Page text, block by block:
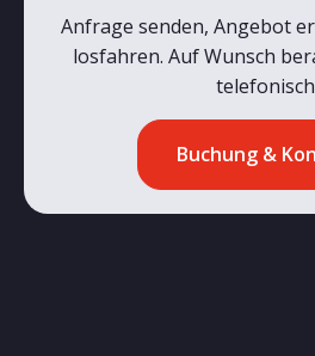
Anfrage senden, Angebot
losfahren. Auf Wunsch
Buchung &